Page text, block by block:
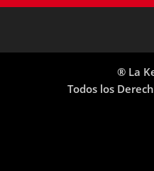
® La
Todos los